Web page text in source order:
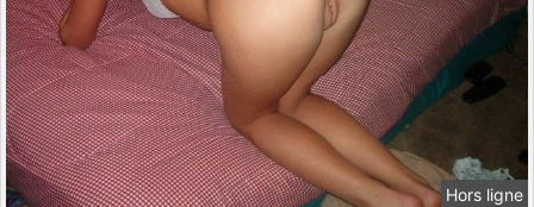
Hors ligne